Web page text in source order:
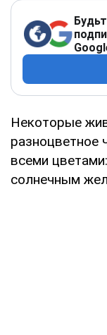
Некоторые
разноцветное
всеми
солнечным